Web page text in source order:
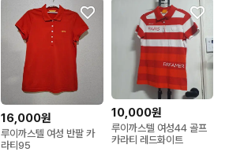
16,000원
루이까스텔 여성 반팔 카
라티95
10,000원
루이까스텔 여성44 골프
카라티 레드화이트